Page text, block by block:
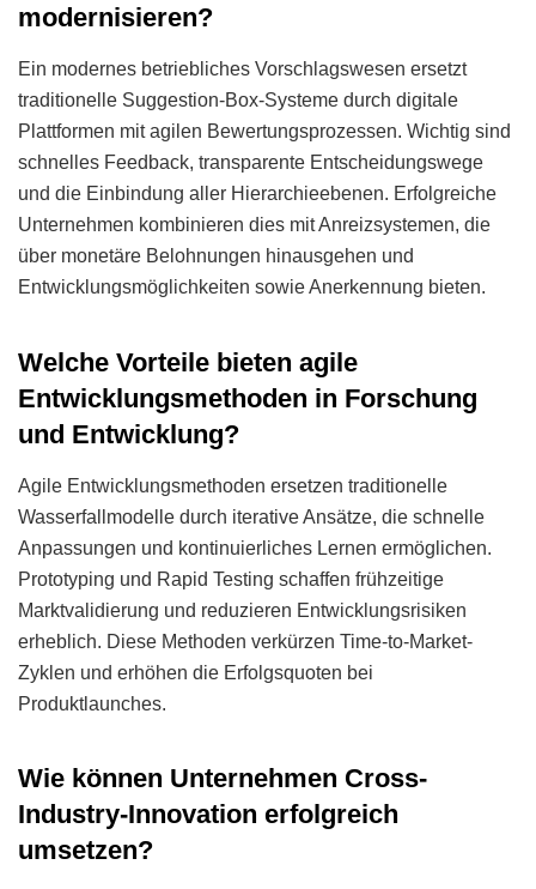
modernisieren?
Ein modernes betriebliches Vorschlagswesen ersetzt
traditionelle Suggestion-Box-Systeme durch digitale
Plattformen mit agilen Bewertungsprozessen. Wichtig sind
schnelles Feedback, transparente Entscheidungswege
und die Einbindung aller Hierarchieebenen. Erfolgreiche
Unternehmen kombinieren dies mit Anreizsystemen, die
über monetäre Belohnungen hinausgehen und
Entwicklungsmöglichkeiten sowie Anerkennung bieten.
Welche Vorteile bieten agile
Entwicklungsmethoden in Forschung
und Entwicklung?
Agile Entwicklungsmethoden ersetzen traditionelle
Wasserfallmodelle durch iterative Ansätze, die schnelle
Anpassungen und kontinuierliches Lernen ermöglichen.
Prototyping und Rapid Testing schaffen frühzeitige
Marktvalidierung und reduzieren Entwicklungsrisiken
erheblich. Diese Methoden verkürzen Time-to-Market-
Zyklen und erhöhen die Erfolgsquoten bei
Produktlaunches.
Wie können Unternehmen Cross-
Industry-Innovation erfolgreich
umsetzen?